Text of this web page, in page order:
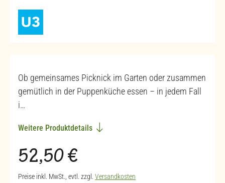
Ob gemeinsames Picknick im Garten oder zusammen
gemütlich in der Puppenküche essen – in jedem Fall
i…
Weitere Produktdetails
Regulärer Preis:
52,50 €
Preise inkl. MwSt., evtl. zzgl. Versandkosten